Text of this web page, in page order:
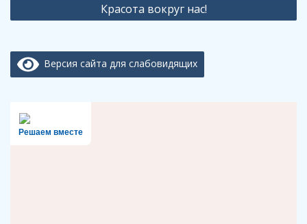
Красота вокруг нас!
Версия сайта для слабовидящих
Решаем вместе